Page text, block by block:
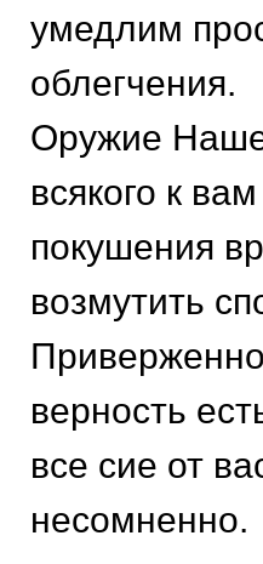
умедлим
облегчения.
Оружие
всякого к
покушения
возмутить
верность
все сие от
несомненно.